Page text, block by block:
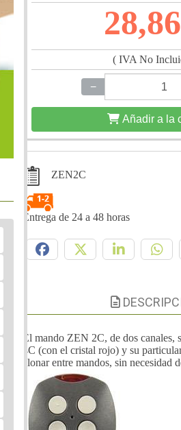
( IVA No
−
Añadir a la
ZEN2C
Entrega de 24 a 48 horas
El mando ZEN 2C, de dos
4C (con el cristal rojo) y su
clonar entre mandos, sin necesidad